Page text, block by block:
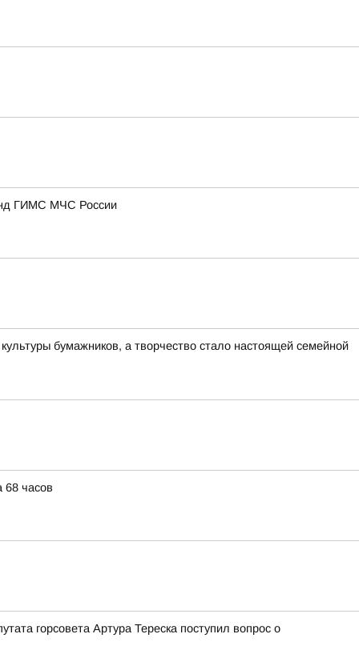
ГИМС МЧС России
бумажников, а творчество стало настоящей семейной
68 часов
горсовета Артура Тереска поступил вопрос о